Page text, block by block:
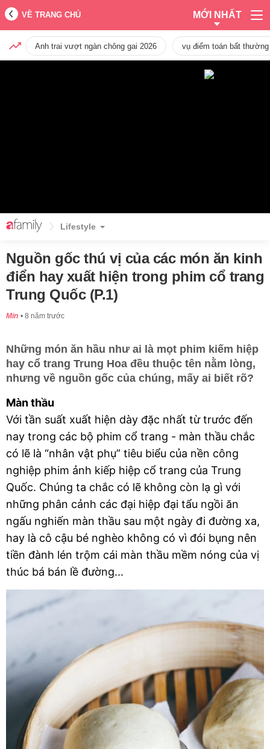
VỀ TRANG CHỦ MỚI NHẤT
Anh trai vượt ngàn chông gai 2026 vụ điểm toán bất
Lifestyle
Nguồn gốc thú vị của các món ăn kinh
điển hay xuất hiện trong phim cổ trang
Trung Quốc (P.1)
Min 8 năm trước
Những món ăn hầu như ai là mọt phim kiếm hiệp
hay cổ trang Trung Hoa đều thuộc tên nằm lòng,
nhưng về nguồn gốc của chúng, mấy ai biết rõ?
Màn thầu
Với tần suất xuất hiện dày đặc nhất từ trước đến
nay trong các bộ phim cổ trang - màn thầu chắc
có lẽ là “nhân vật phụ” tiêu biểu của nền công
nghiệp phim ảnh kiếp hiệp cổ trang của Trung
Quốc. Chúng ta chắc có lẽ không còn lạ gì với
những phân cảnh các đại hiệp đại tẩu ngồi ăn
ngấu nghiến màn thầu sau một ngày đi đường xa,
hay là cô cậu bé nghèo không có vì đói bụng nên
tiền đành lén trộm cái màn thầu mềm nóng của vị
thúc bá bán lề đường...